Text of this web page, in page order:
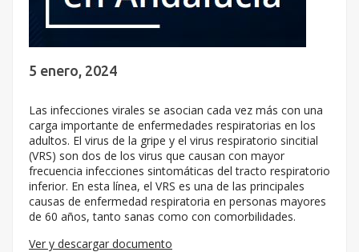
5 enero, 2024
Las infecciones virales se asocian cada vez más con una
carga importante de enfermedades respiratorias en los
adultos. El virus de la gripe y el virus respiratorio sincitial
(VRS) son dos de los virus que causan con mayor
frecuencia infecciones sintomáticas del tracto respiratorio
inferior. En esta línea, el VRS es una de las principales
causas de enfermedad respiratoria en personas mayores
de 60 años, tanto sanas como con comorbilidades.
Ver y descargar documento